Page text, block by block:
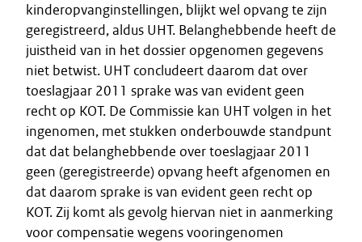
kinderopvanginstellingen, blijkt wel opvang te zijn
geregistreerd, aldus UHT. Belanghebbende heeft de
juistheid van in het dossier opgenomen gegevens
niet betwist. UHT concludeert daarom dat over
toeslagjaar 2011 sprake was van evident geen
recht op KOT. De Commissie kan UHT volgen in het
ingenomen, met stukken onderbouwde standpunt
dat dat belanghebbende over toeslagjaar 2011
geen (geregistreerde) opvang heeft afgenomen en
dat daarom sprake is van evident geen recht op
KOT. Zij komt als gevolg hiervan niet in aanmerking
voor compensatie wegens vooringenomen